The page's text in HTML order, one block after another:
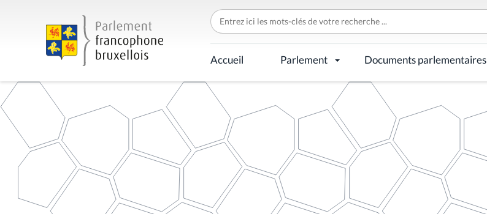
C
h
e
r
c
h
r
p
Accueil Parlement Documents parlementaires